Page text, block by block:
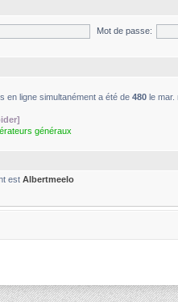
Mot de passe:
en ligne simultanément a été de 480 le mar.
généraux
est Albertmeelo